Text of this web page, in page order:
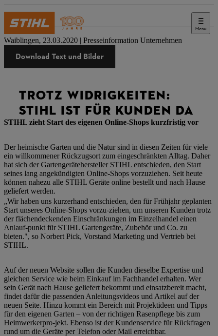
Menu
Presse
Waiblingen, 23.03.2020 | Presseinformation Unternehmen
Download Text und Bilder
TROTZ WIDRIGKEITEN:
STIHL IST FÜR KUNDEN DA
STIHL zieht Start des eigenen Online-Shops kurzfristig vor
Der heimische Garten und die Natur sind in diesen Zeiten für viele
ein willkommener Rückzugsort zum eingeschränkten Alltag. Daher
hat sich der Gartengerätehersteller STIHL entschieden, den Start
seines lang angekündigten Online-Shops vorzuziehen. Seit heute
können nahezu alle STIHL Geräte online bestellt und nach Hause
geliefert werden.
„Wir haben uns kurzerhand entschieden, den für Frühjahr geplanten
Start unseres Online-Shops vorzu-ziehen, um unseren Kunden trotz
der flächendeckenden Einschränkungen im Einzelhandel einen
Anlauf-punkt für STIHL Gartengeräte, Zubehör und Co. zu
bieten.", so Norbert Pick, Vorstand Marketing und Vertrieb bei
STIHL.
Auf der neuen Website sollen die Kunden dieselbe Expertise und
gleichen Service wie beim Einkauf im Fachhandel erhalten. Wer
sein Gerät nach Hause geliefert bekommt und einsatzbereit macht,
findet dafür die passenden Anleitungsvideos und Artikel auf der
neuen Seite. Hinzu kommt ein Bereich mit Projektideen und Tipps
für den eigenen Garten – von der richtigen Rasenpflege bis zum
Heimwerkerpro-jekt. Ebenso ist der Kundenservice für Rückfragen
rund um die Geräte per Telefon oder Mail erreichbar.